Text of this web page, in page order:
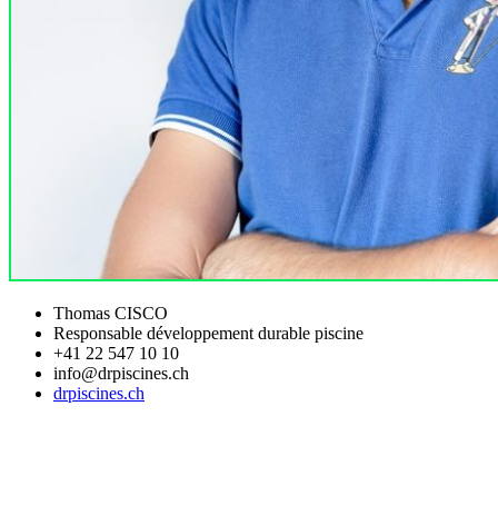
Thomas CISCO
Responsable développement durable piscine
+41 22 547 10 10
info@drpiscines.ch
drpiscines.ch